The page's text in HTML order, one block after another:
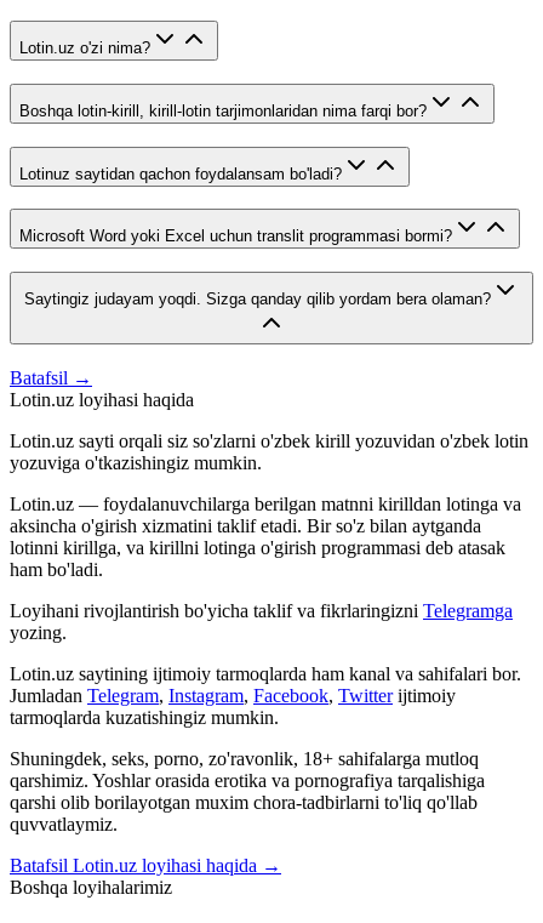
Lotin.uz o'zi nima?
Boshqa lotin-kirill, kirill-lotin tarjimonlaridan nima farqi bor?
Lotinuz saytidan qachon foydalansam bo'ladi?
Microsoft Word yoki Excel uchun translit programmasi bormi?
Saytingiz judayam yoqdi. Sizga qanday qilib yordam bera olaman?
Batafsil →
Lotin.uz loyihasi haqida
Lotin.uz sayti orqali siz so'zlarni o'zbek kirill yozuvidan o'zbek lotin
yozuviga o'tkazishingiz mumkin.
Lotin.uz — foydalanuvchilarga berilgan matnni kirilldan lotinga va
aksincha o'girish xizmatini taklif etadi. Bir so'z bilan aytganda
lotinni kirillga, va kirillni lotinga o'girish programmasi deb atasak
ham bo'ladi.
Loyihani rivojlantirish bo'yicha taklif va fikrlaringizni Telegramga
yozing.
Lotin.uz saytining ijtimoiy tarmoqlarda ham kanal va sahifalari bor.
Jumladan Telegram, Instagram, Facebook, Twitter ijtimoiy
tarmoqlarda kuzatishingiz mumkin.
Shuningdek, seks, porno, zo'ravonlik, 18+ sahifalarga mutloq
qarshimiz. Yoshlar orasida erotika va pornografiya tarqalishiga
qarshi olib borilayotgan muxim chora-tadbirlarni to'liq qo'llab
quvvatlaymiz.
Batafsil Lotin.uz loyihasi haqida →
Boshqa loyihalarimiz